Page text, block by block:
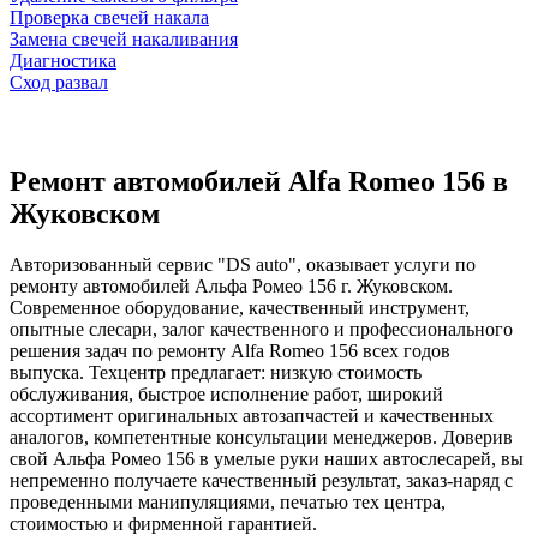
Проверка свечей накала
Замена свечей накаливания
Диагностика
Сход развал
Ремонт автомобилей Alfa Romeo 156 в
Жуковском
Авторизованный сервис "DS auto", оказывает услуги по
ремонту автомобилей Альфа Ромео 156 г. Жуковском.
Современное оборудование, качественный инструмент,
опытные слесари, залог качественного и профессионального
решения задач по ремонту Alfa Romeo 156 всех годов
выпуска. Техцентр предлагает: низкую стоимость
обслуживания, быстрое исполнение работ, широкий
ассортимент оригинальных автозапчастей и качественных
аналогов, компетентные консультации менеджеров. Доверив
свой Альфа Ромео 156 в умелые руки наших автослесарей, вы
непременно получаете качественный результат, заказ-наряд с
проведенными манипуляциями, печатью тех центра,
стоимостью и фирменной гарантией.